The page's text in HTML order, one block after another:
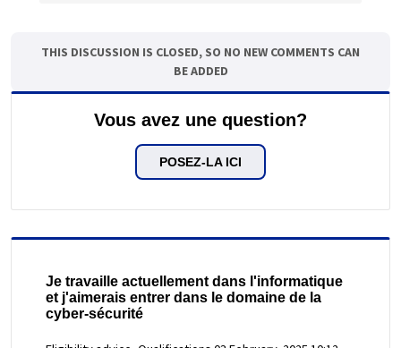
THIS DISCUSSION IS CLOSED, SO NO NEW COMMENTS CAN
BE ADDED
Vous avez une question?
POSEZ-LA ICI
Je travaille actuellement dans l'informatique
et j'aimerais entrer dans le domaine de la
cyber-sécurité